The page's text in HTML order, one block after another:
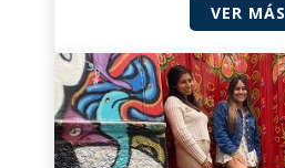
VER MÁS